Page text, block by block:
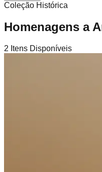
Coleção Histórica
Homenagens a
2 Itens Disponíveis